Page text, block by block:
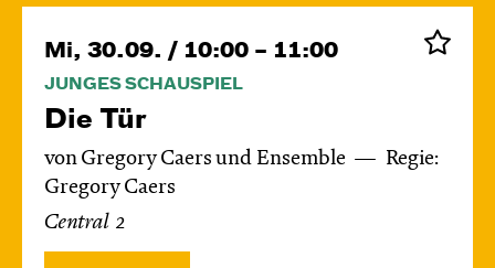
Mi, 30.09. / 10:00 – 11:00
JUNGES SCHAUSPIEL
Die Tür
von Gregory Caers und Ensemble
Regie:
Gregory Caers
Central 2